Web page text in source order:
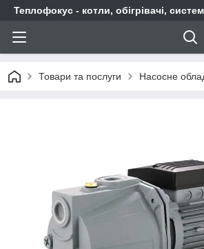
Теплофокус - котли, обігрівачі,
Товари та послуги Насосне